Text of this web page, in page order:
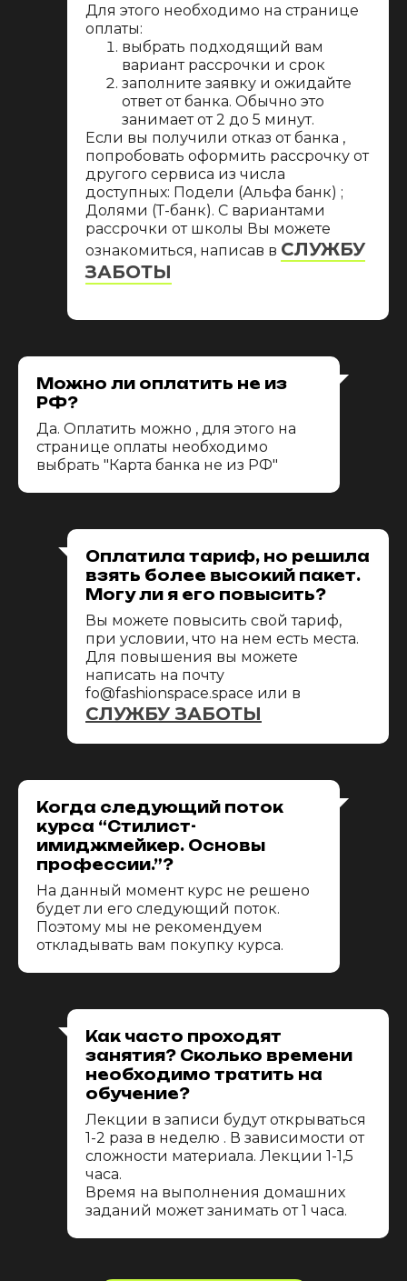
Для этого необходимо на странице
оплаты:
выбрать подходящий вам
вариант рассрочки и срок
заполните заявку и ожидайте
ответ от банка. Обычно это
занимает от 2 до 5 минут.
Если вы получили отказ от банка ,
попробовать оформить рассрочку от
другого сервиса из числа
доступных: Подели (Альфа банк) ;
Долями (Т-банк). С вариантами
рассрочки от школы Вы можете
ознакомиться, написав в СЛУЖБУ
ЗАБОТЫ
Можно ли оплатить не из
РФ?
Да. Оплатить можно , для этого на
странице оплаты необходимо
выбрать "Карта банка не из РФ"
Оплатила тариф, но решила
взять более высокий пакет.
Могу ли я его повысить?
Вы можете повысить свой тариф,
при условии, что на нем есть места.
Для повышения вы можете
написать на почту
fo@fashionspace.space или в
СЛУЖБУ ЗАБОТЫ
Когда следующий поток
курса “Стилист-
имиджмейкер. Основы
профессии.”?
На данный момент курс не решено
будет ли его следующий поток.
Поэтому мы не рекомендуем
откладывать вам покупку курса.
Как часто проходят
занятия? Сколько времени
необходимо тратить на
обучение?
Лекции в записи будут открываться
1-2 раза в неделю . В зависимости от
сложности материала. Лекции 1-1,5
часа.
Время на выполнения домашних
заданий может занимать от 1 часа.